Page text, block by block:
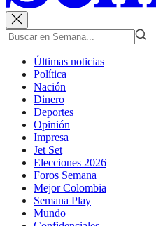
Últimas noticias
Política
Nación
Dinero
Deportes
Opinión
Impresa
Jet Set
Elecciones 2026
Foros Semana
Mejor Colombia
Semana Play
Mundo